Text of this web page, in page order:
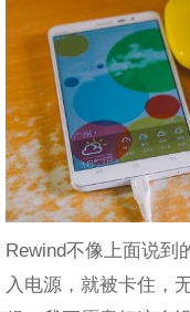
Rewind不像上面说到
入电源，就被卡住，